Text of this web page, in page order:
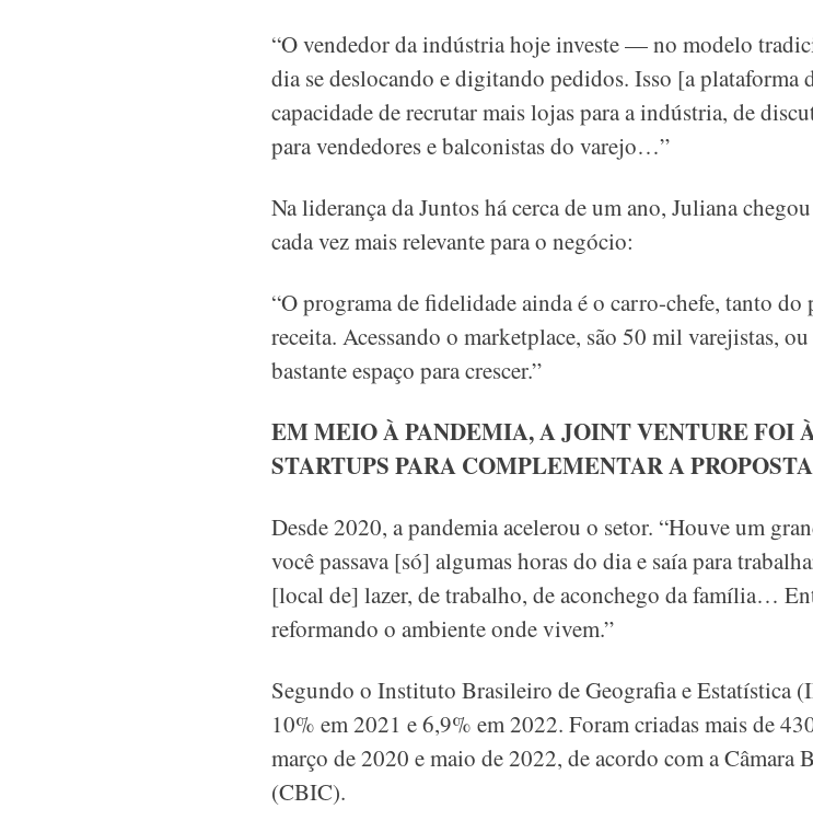
“O vendedor da indústria hoje investe — no modelo
dia se deslocando e digitando pedidos. Isso [a
capacidade de recrutar mais lojas para a indústria, de
para vendedores e balconistas do varejo…”
Na liderança da Juntos há cerca de um ano, Juliana
cada vez mais relevante para o negócio:
“O programa de fidelidade ainda é o carro-chefe, tanto
receita. Acessando o marketplace, são 50 mil varejistas,
bastante espaço para crescer.”
EM MEIO À PANDEMIA, A JOINT VENTURE FOI
STARTUPS PARA COMPLEMENTAR A
Desde 2020, a pandemia acelerou o setor. “Houve um
você passava [só] algumas horas do dia e saía para
[local de] lazer, de trabalho, de aconchego da família…
reformando o ambiente onde vivem.”
Segundo o Instituto Brasileiro de Geografia e Estatística
10% em 2021 e 6,9% em 2022. Foram criadas mais de
março de 2020 e maio de 2022, de acordo com a Câmara
(CBIC).